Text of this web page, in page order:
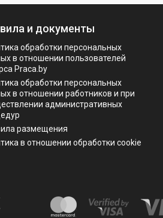
и документы
обработки персональных
в отношении пользователей
Praca.by
обработки персональных
в отношении работников и при
административных
размещения
в отношении обработки cookie